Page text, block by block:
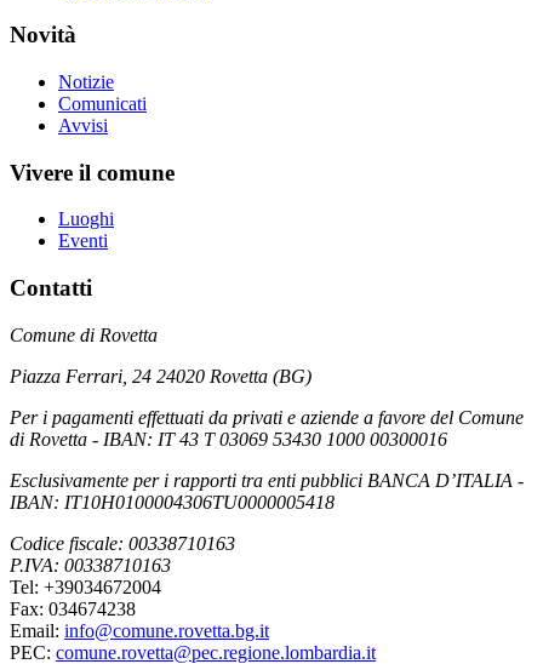
Novità
Notizie
Comunicati
Avvisi
Vivere il comune
Luoghi
Eventi
Contatti
Comune di Rovetta
Piazza Ferrari, 24 24020 Rovetta (BG)
Per i pagamenti effettuati da privati e aziende a favore del Comune
di Rovetta - IBAN: IT 43 T 03069 53430 1000 00300016
Esclusivamente per i rapporti tra enti pubblici BANCA D’ITALIA -
IBAN: IT10H0100004306TU0000005418
Codice fiscale: 00338710163
P.IVA: 00338710163
Tel: +39034672004
Fax: 034674238
Email: info@comune.rovetta.bg.it
PEC: comune.rovetta@pec.regione.lombardia.it